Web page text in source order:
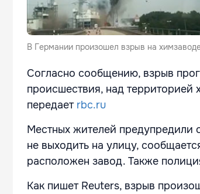
В Германии произошел взрыв на
Согласно сообщению, взрыв
происшествия, над
передает rbc.ru
Местных жителей предупредили
не выходить на улицу,
расположен завод. Также
Как пишет Reuters, взрыв